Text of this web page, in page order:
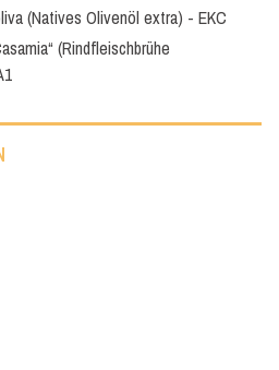
(Natives Olivenöl extra) - EKC
(Rindfleischbrühe